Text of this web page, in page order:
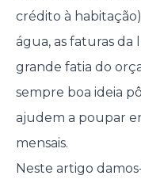
crédito à
água, as faturas
grande fatia do
sempre boa ideia
ajudem a poupar
mensais.
Neste artigo